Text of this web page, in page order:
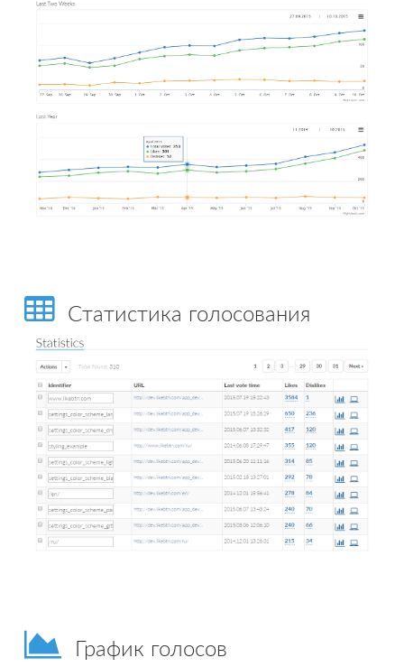
Статистика голосования
График голосов